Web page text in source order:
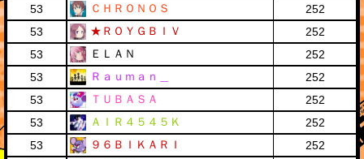
53
ＣＨＲＯＮＯＳ
252
53
★ＲＯＹＧＢＩＶ
252
53
ＥＬＡＮ
252
53
Ｒａｕｍａｎ＿
252
53
ＴＵＢＡＳＡ
252
53
ＡＩＲ４５４５Ｋ
252
53
９６ＢＩＫＡＲＩ
252